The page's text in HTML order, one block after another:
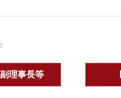
理事長等